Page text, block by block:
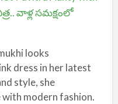
వాళ్ల సమక్షంలో
looks
dress in her latest
style, she
modern fashion.